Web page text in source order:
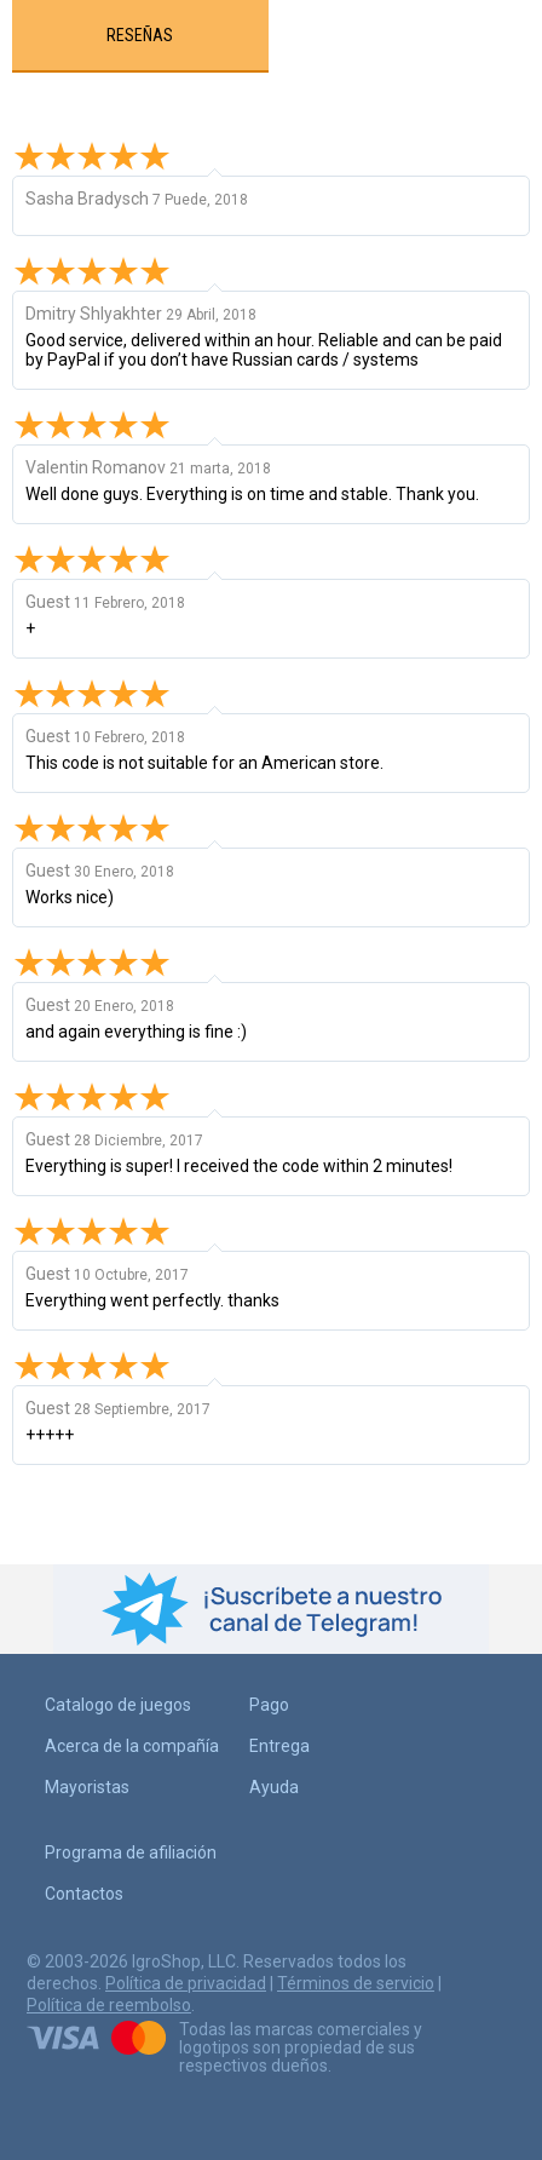
RESEÑAS
Sasha Bradysch 7 Puede, 2018
Dmitry Shlyakhter 29 Abril, 2018
Good service, delivered within an hour. Reliable and can be paid
by PayPal if you don’t have Russian cards / systems
Valentin Romanov 21 marta, 2018
Well done guys. Everything is on time and stable. Thank you.
Guest 11 Febrero, 2018
+
Guest 10 Febrero, 2018
This code is not suitable for an American store.
Guest 30 Enero, 2018
Works nice)
Guest 20 Enero, 2018
and again everything is fine :)
Guest 28 Diciembre, 2017
Everything is super! I received the code within 2 minutes!
Guest 10 Octubre, 2017
Everything went perfectly. thanks
Guest 28 Septiembre, 2017
+++++
Catalogo de juegos
Acerca de la compañía
Mayoristas
Pago
Entrega
Ayuda
Programa de afiliación
Contactos
© 2003-2026 IgroShop, LLC. Reservados todos los
derechos. Política de privacidad Términos de servicio
Política de reembolso.
Todas las marcas comerciales y
logotipos son propiedad de sus
respectivos dueños.